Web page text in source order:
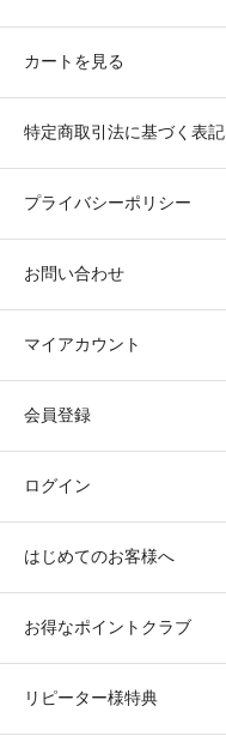
カートを見る
特定商取引法に基づく表記
プライバシーポリシー
お問い合わせ
マイアカウント
会員登録
ログイン
はじめてのお客様へ
お得なポイントクラブ
リピーター様特典